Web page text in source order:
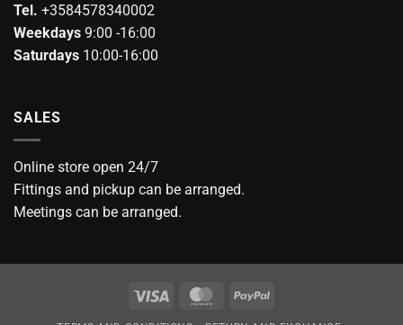
Tel. +3584578340002
Weekdays 9:00 -16:00
Saturdays 10:00-16:00
SALES
Online store open 24/7
Fittings and pickup can be arranged.
Meetings can be arranged.
Visa MasterCardPayPal